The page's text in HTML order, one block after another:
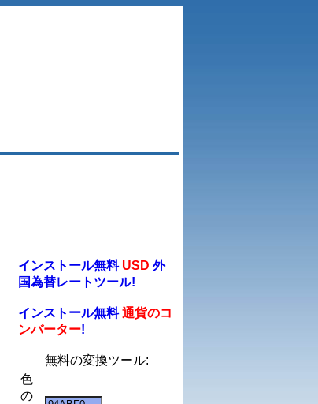
インストール無料 USD 外
国為替レートツール!
インストール無料通貨のコ
ンバーター!
無料の変換ツール:
色
の